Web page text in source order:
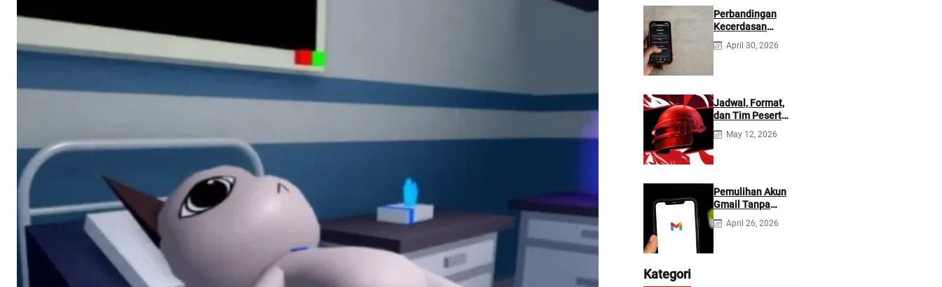
Perbandingan
Kecerdasan
Buatan Claude
dan ChatGPT:
April 30, 2026
Jadwal, Format,
dan Tim Peserta
Main Event PMIO
2026
May 12, 2026
Pemulihan Akun
Gmail Tanpa
Kontak
Tambahan
April 26, 2026
Kategori